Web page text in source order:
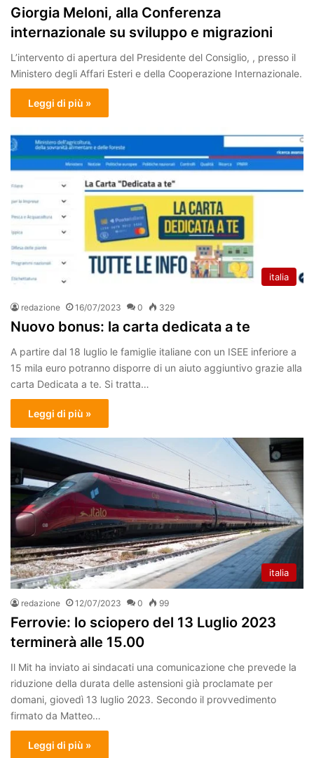
Giorgia Meloni, alla Conferenza
internazionale su sviluppo e migrazioni
L’intervento di apertura del Presidente del Consiglio, , presso il
Ministero degli Affari Esteri e della Cooperazione Internazionale.
Leggi di più »
italia
redazione 16/07/2023 0 329
Nuovo bonus: la carta dedicata a te
A partire dal 18 luglio le famiglie italiane con un ISEE inferiore a
15 mila euro potranno disporre di un aiuto aggiuntivo grazie alla
carta Dedicata a te. Si tratta…
Leggi di più »
italia
redazione 12/07/2023 0 99
Ferrovie: lo sciopero del 13 Luglio 2023
terminerà alle 15.00
Il Mit ha inviato ai sindacati una comunicazione che prevede la
riduzione della durata delle astensioni già proclamate per
domani, giovedì 13 luglio 2023. Secondo il provvedimento
firmato da Matteo…
Leggi di più »